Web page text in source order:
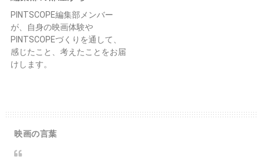
PINTSCOPE編集部メンバー
が、自身の映画体験や
PINTSCOPEづくりを通して、
感じたこと、考えたことをお届
けします。
映画の言葉